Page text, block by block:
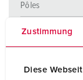
Zustimmung
Diese
Pôles
Volt
Technique de